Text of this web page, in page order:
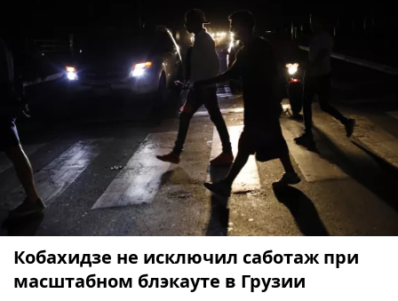
Кобахидзе не исключил саботаж при
масштабном блэкауте в Грузии